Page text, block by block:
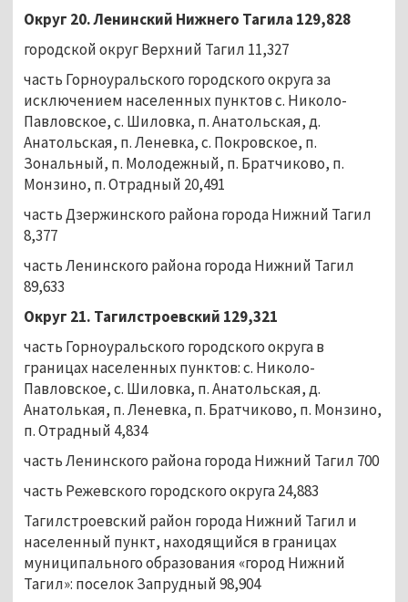
Округ 20. Ленинский Нижнего Тагила 129,828
городской округ Верхний Тагил 11,327
часть Горноуральского городского округа за
исключением населенных пунктов с. Николо-
Павловское, с. Шиловка, п. Анатольская, д.
Анатольская, п. Леневка, с. Покровское, п.
Зональный, п. Молодежный, п. Братчиково, п.
Монзино, п. Отрадный 20,491
часть Дзержинского района города Нижний Тагил
8,377
часть Ленинского района города Нижний Тагил
89,633
Округ 21. Тагилстроевский 129,321
часть Горноуральского городского округа в
границах населенных пунктов: с. Николо-
Павловское, с. Шиловка, п. Анатольская, д.
Анатолькая, п. Леневка, п. Братчиково, п. Монзино,
п. Отрадный 4,834
часть Ленинского района города Нижний Тагил 700
часть Режевского городского округа 24,883
Тагилстроевский район города Нижний Тагил и
населенный пункт, находящийся в границах
муниципального образования «город Нижний
Тагил»: поселок Запрудный 98,904